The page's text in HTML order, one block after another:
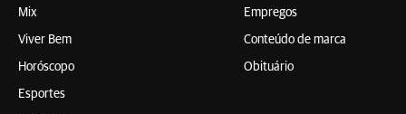
Mix
Viver Bem
Horóscopo
Esportes
Empregos
Conteúdo de marca
Obituário